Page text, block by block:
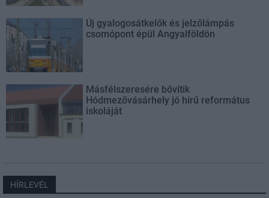
Új gyalogosátkelők és jelzőlámpás
csomópont épül Angyalföldön
Másfélszeresére bővítik
Hódmezővásárhely jó hírű református
iskoláját
HÍRLEVÉL